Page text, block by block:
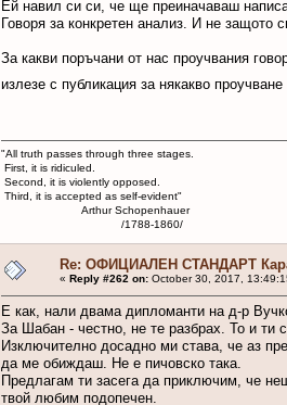
Ей навил си си, че ще преиначаваш
Говоря за конкретен анализ. И не защото
За какви поръчани от нас проучвания
излезе с публикация за някакво
"All truth passes through three stages.
First, it is ridiculed.
Second, it is violently opposed.
Third, it is accepted as self-evident"
Arthur Schopenhauer
/1788-1860/
Re: ОФИЦИАЛЕН СТАНДАРТ
« Reply #262 on:October 30, 2017,
Е как, нали двама дипломанти на д-р
За Шабан - честно, не те разбрах. То и ти
Изключително досадно ми става, че аз
да ме обиждаш. Не е пичовско така.
Предлагам ти засега да приключим, че
твой любим подопечен.